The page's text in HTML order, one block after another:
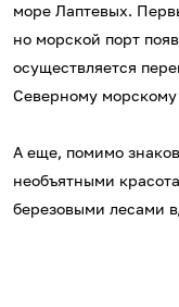
море Лаптевых.
но морской порт
осуществляется
Северному
А еще, помимо
необъятными
березовыми лесами